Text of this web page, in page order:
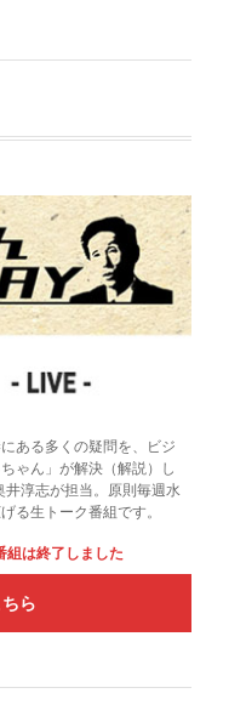
ある多くの疑問を、ビジ
ゃん」が解決（解説）し
井淳志が担当。原則毎週水
る生トーク番組です。
組は終了しました
ら